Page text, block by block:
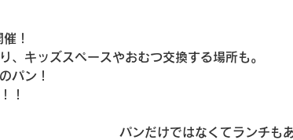
！
、キッズスペースやおむつ交換する場所も。
パン！
！
パンだけではなくてランチも